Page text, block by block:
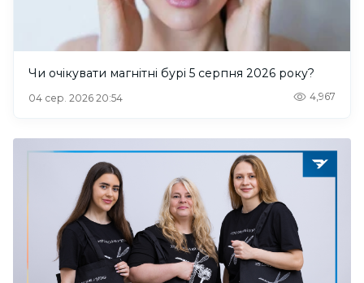
Чи очікувати магнітні бурі 5 серпня 2026 року?
04 сер. 2026 20:54 4,967